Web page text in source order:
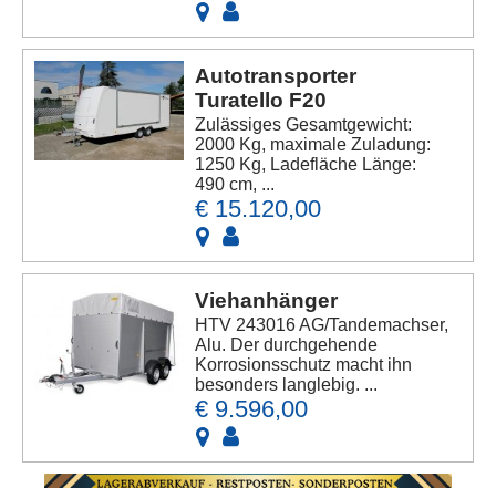
Autotransporter
Turatello F20
Zulässiges Gesamtgewicht:
2000 Kg, maximale Zuladung:
1250 Kg, Ladefläche Länge:
490 cm, ...
€ 15.120,00
Viehanhänger
HTV 243016 AG/Tandemachser,
Alu. Der durchgehende
Korrosionsschutz macht ihn
besonders langlebig. ...
€ 9.596,00